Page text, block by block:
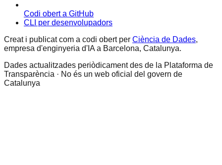
Codi obert a GitHub
CLI per desenvolupadors
Creat i publicat com a codi obert per Ciència de Dades,
empresa d'enginyeria d'IA a Barcelona, Catalunya.
Dades actualitzades periòdicament des de la Plataforma de
Transparència · No és un web oficial del govern de
Catalunya